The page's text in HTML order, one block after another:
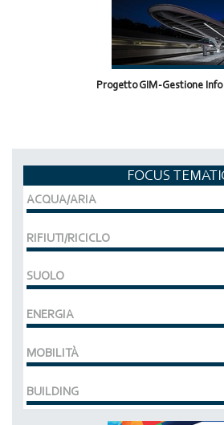
Progetto GIM-Gestione
FOCUS
ACQUA/ARIA
RIFIUTI/RICICLO
SUOLO
ENERGIA
MOBILITÀ
BUILDING